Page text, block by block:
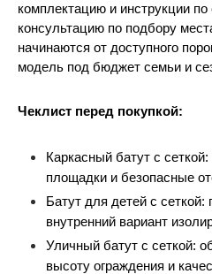
комплектацию и инструкции по
консультацию по подбору
начинаются от доступного
модель под бюджет семьи и
Чеклист перед покупкой:
Каркасный батут с
площадки и безопасные
Батут для детей с сеткой:
внутренний вариант
Уличный батут с сеткой:
высоту ограждения и